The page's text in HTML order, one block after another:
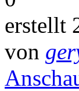
erstellt
von